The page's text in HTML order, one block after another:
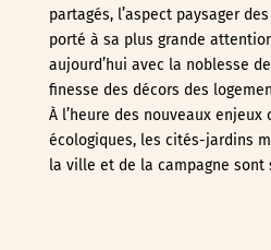
partagés, l’aspect paysager
porté à sa plus grande
aujourd’hui avec la noblesse
finesse des décors des
À l’heure des nouveaux
écologiques, les cités-jardins
la ville et de la campagne sont